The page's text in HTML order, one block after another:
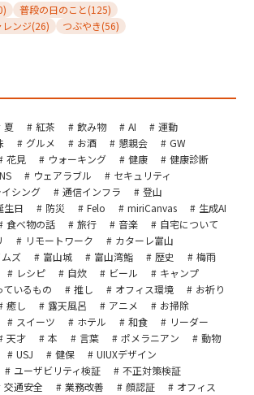
普段の日のこと(125)
レンジ(26) つぶやき(56)
夏 紅茶 飲み物 AI
運動
グルメ お酒 懇親会
GW
花見 ウォーキング 健康
健康診断
ウェアラブル
セキュリティ
シング
通信インフラ
登山
生日 防災 Felo miriCanvas
生成AI
食べ物の話 旅行 音楽
自宅について
リモートワーク
カターレ富山
ズ
富山城 富山湾鮨 歴史
梅雨
レシピ 自炊 ビール
キャンプ
ているもの 推し オフィス環境
お祈り
癒し 露天風呂 アニメ
お掃除
スイーツ ホテル 和食
リーダー
天才 本 言葉 ポメラニアン
動物
USJ 健保
UIUXデザイン
ユーザビリティ検証
不正対策検証
交通安全 業務改善 顔認証
オフィス